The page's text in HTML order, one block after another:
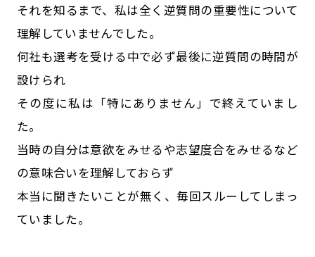
それを知るまで、私は全く逆質問の重要性について
理解していませんでした。
何社も選考を受ける中で必ず最後に逆質問の時間が
設けられ
その度に私は「特にありません」で終えていまし
た。
当時の自分は意欲をみせるや志望度合をみせるなど
の意味合いを理解しておらず
本当に聞きたいことが無く、毎回スルーしてしまっ
ていました。